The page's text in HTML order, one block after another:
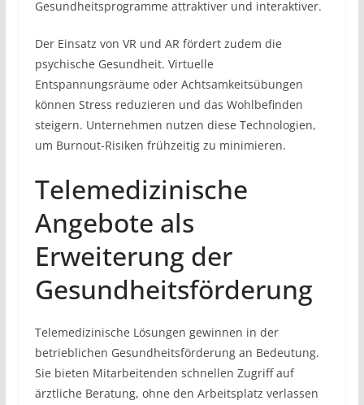
Gesundheitsprogramme attraktiver und interaktiver.
Der Einsatz von VR und AR fördert zudem die
psychische Gesundheit. Virtuelle
Entspannungsräume oder Achtsamkeitsübungen
können Stress reduzieren und das Wohlbefinden
steigern. Unternehmen nutzen diese Technologien,
um Burnout-Risiken frühzeitig zu minimieren.
Telemedizinische
Angebote als
Erweiterung der
Gesundheitsförderung
Telemedizinische Lösungen gewinnen in der
betrieblichen Gesundheitsförderung an Bedeutung.
Sie bieten Mitarbeitenden schnellen Zugriff auf
ärztliche Beratung, ohne den Arbeitsplatz verlassen